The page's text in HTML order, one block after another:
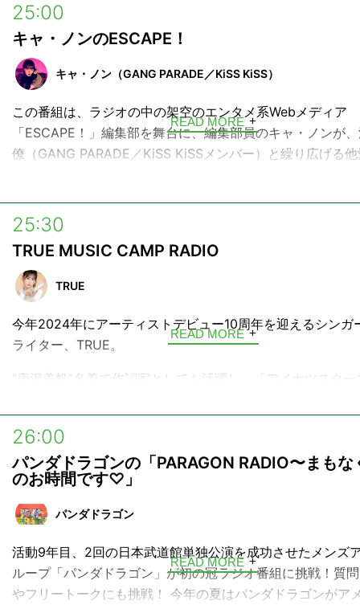
各企画へのお便り、新企画案の提案、ゲストや楽曲のリク
ンバーやゲストへの質問などなど、どしどしメールをお待
す！
▼画像や音声コンテンツなど
https://audee.jp/program/show/100000460
▼番組ハッシュタグ
#ネオジャポラジオ
https://form.audee.jp/neojaponism/message
▼動画はinterfm公式チャンネルで
https://www.youtube.com/channel/
25:00
キャ・ノンのESCAPE！
キャ・ノン（GANG PARADE／KiSS KiSS）
この番組は、ラジオの中の架空のエンタメ系Webメディア
「ESCAPE！」編集部を舞台に、編集部員のキャ・ノンが
僚（GANG PARADE／KiSS KiSSメンバー）と繰り広げる
番組内では設定である「ESCAPE！」のコンセプトである
の脱出」をテーマに、ファッションやグルメ、アートなど
タメについて特集を行う様々なコーナーを企画中。
またインタビュー取材と称して、アーティストやタレント
ターなどをゲストに迎えてのトークも予定しています。
更に番組アーカイブと地上波では放送されないアフタート
READ MORE
25:30
TRUE MUSIC CAMP RADIO
TRUE
今年2024年にアーティストデビュー10周年を迎えるシンガ
ライター、TRUE。
“唐沢美帆”名義で作詞家としても活躍し、『アイカツスター
数の声優、アーティスト、キャラクターソングなどの楽曲
しています。
この番組は、キャンプの焚き火にあたっているようなイメ
メインに、作詞家として関わったアーティストや楽曲の解
どうぞお楽しみに。
READ MORE
26:00
パンダドラゴンの「PARAGON RADIO〜まもな
のお時間です♡」
パンダドラゴン
活動9年目、2回の日本武道館単独公演を成功させたメンズ
ループ「パンダドラゴン」が初の冠ラジオ番組に挑戦！質
やフリートークにも挑戦！ 今年の夏はパンダドラゴンがア
READ MORE